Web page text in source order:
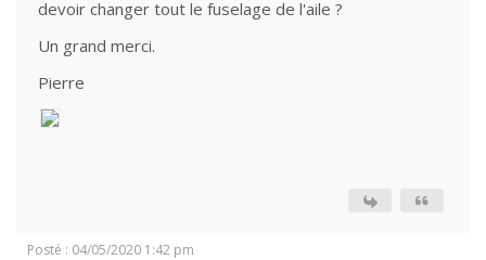
devoir changer tout le fuselage de l'aile ?
Un grand merci.
Pierre
Posté : 04/05/2020 1:42 pm